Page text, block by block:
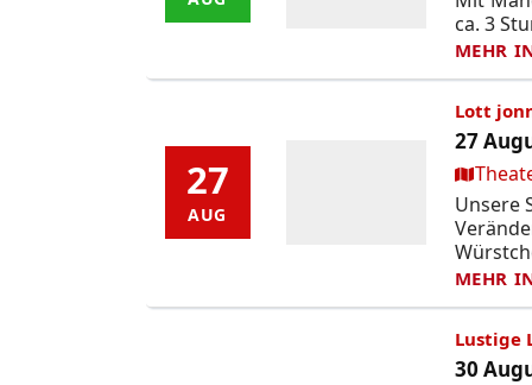
ca. 3
MEHR
27
AUG
27
AUG
Lott
27
Ort:
Unsere
MEHR
Lustige
30